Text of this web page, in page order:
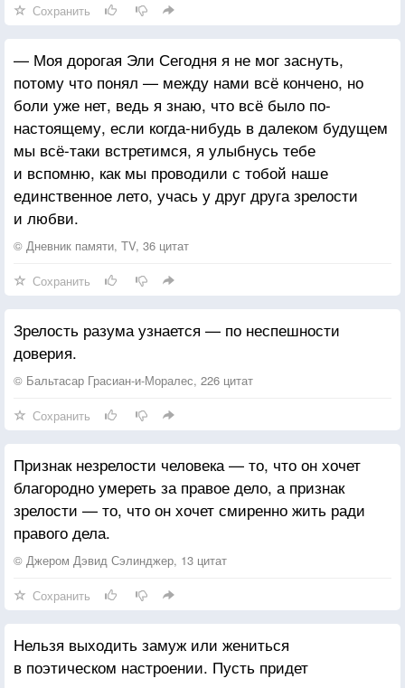
Сохранить
— Моя дорогая Эли Сегодня я не мог заснуть,
потому что понял — между нами всё кончено, но
боли уже нет, ведь я знаю, что всё было по-
настоящему, если когда-нибудь в далеком будущем
мы всё-таки встретимся, я улыбнусь тебе
и вспомню, как мы проводили с тобой наше
единственное лето, учась у друг друга зрелости
и любви.
© Дневник памяти, TV, 36 цитат
Сохранить
Зрелость разума узнается — по неспешности
доверия.
© Бальтасар Грасиан-и-Моралес, 226 цитат
Сохранить
Признак незрелости человека — то, что он хочет
благородно умереть за правое дело, а признак
зрелости — то, что он хочет смиренно жить ради
правого дела.
© Джером Дэвид Сэлинджер, 13 цитат
Сохранить
Нельзя выходить замуж или жениться
в поэтическом настроении. Пусть придет